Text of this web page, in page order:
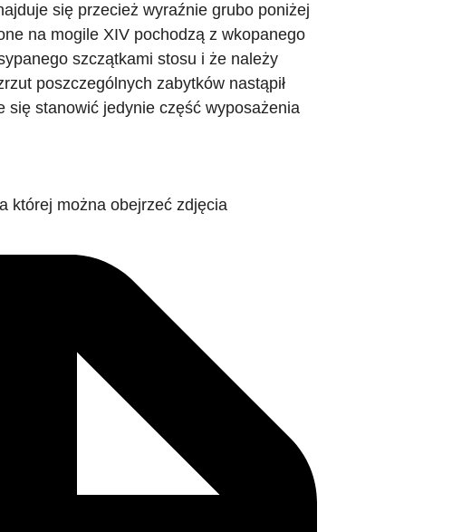
się przecież wyraźnie grubo poniżej
na mogile XIV pochodzą z wkopanego
szczątkami stosu i że należy
poszczególnych zabytków nastąpił
się stanowić jedynie część wyposażenia
której można obejrzeć zdjęcia